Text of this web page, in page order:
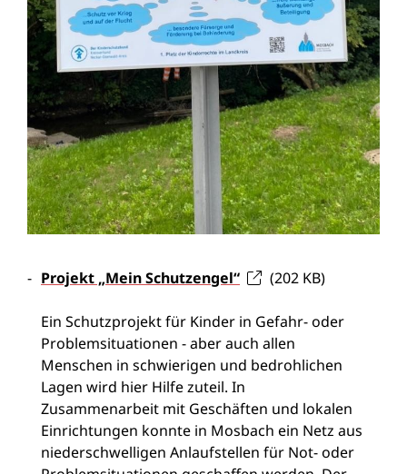
Projekt „Mein Schutzengel“ (202 KB)
Ein Schutzprojekt für Kinder in Gefahr- oder
Problemsituationen - aber auch allen
Menschen in schwierigen und bedrohlichen
Lagen wird hier Hilfe zuteil. In
Zusammenarbeit mit Geschäften und lokalen
Einrichtungen konnte in Mosbach ein Netz aus
niederschwelligen Anlaufstellen für Not- oder